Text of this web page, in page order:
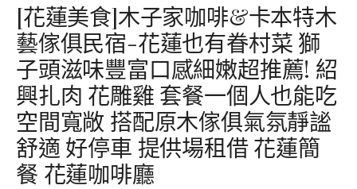
[花蓮美食]木子家咖啡&卡本特木
藝傢俱民宿-花蓮也有眷村菜 獅
子頭滋味豐富口感細嫩超推薦! 紹
興扎肉 花雕雞 套餐一個人也能吃
空間寬敞 搭配原木傢俱氣氛靜謐
舒適 好停車 提供場租借 花蓮簡
餐 花蓮咖啡廳